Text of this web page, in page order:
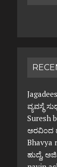
ವ್ಯವಸ್ಥೆ
Suresh
ಅರವಿಂದ
Bhavya
ಹುದ್ದೆ,